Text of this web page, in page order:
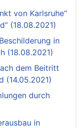
von Karlsruhe“
(18.08.2021)
in
(18.08.2021)
dem Beitritt
(14.05.2021)
durch
in